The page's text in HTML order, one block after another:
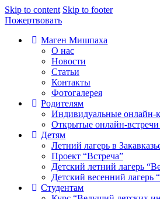
Skip to content Skip to footer
Пожертвовать
Маген Мишпаха
О нас
Новости
Статьи
Контакты
Фотогалерея
Родителям
Индивидуальные онлайн-
Открытые онлайн-встречи
Детям
Летний лагерь в
Проект “Встреча”
Детский летний лагерь
Детский весенний
Студентам